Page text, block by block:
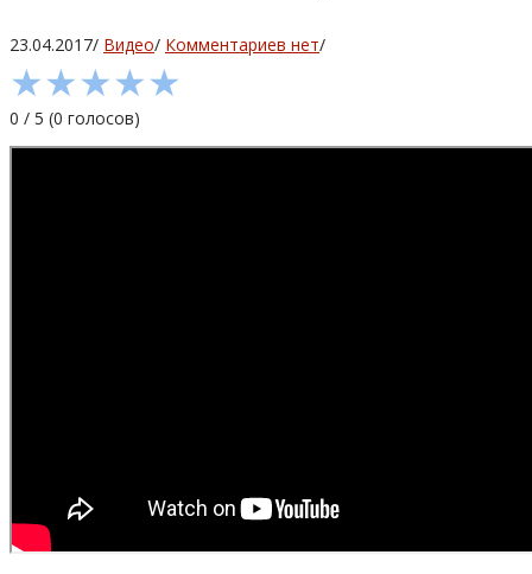
23.04.2017/ Видео/ Комментариев нет/
★★★★★
0 / 5 (0 голосов)